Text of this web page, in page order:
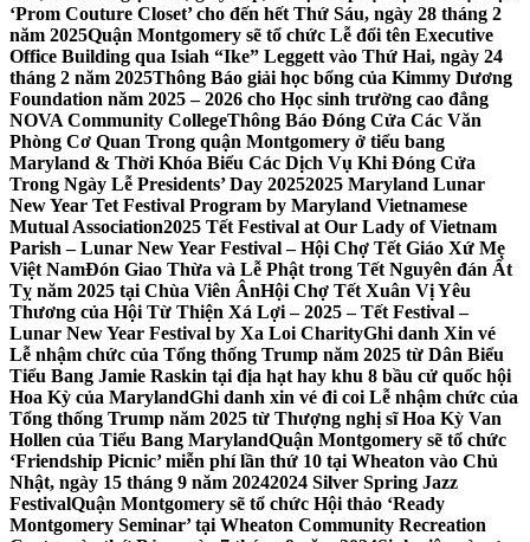
‘Prom Couture Closet’ cho đến hết Thứ Sáu, ngày 28 tháng 2
năm 2025Quận Montgomery sẽ tổ chức Lễ đổi tên Executive
Office Building qua Isiah “Ike” Leggett vào Thứ Hai, ngày 24
tháng 2 năm 2025Thông Báo giải học bổng của Kimmy Dương
Foundation năm 2025 – 2026 cho Học sinh trường cao đẳng
NOVA Community CollegeThông Báo Đóng Cửa Các Văn
Phòng Cơ Quan Trong quận Montgomery ở tiểu bang
Maryland & Thời Khóa Biểu Các Dịch Vụ Khi Đóng Cửa
Trong Ngày Lễ Presidents’ Day 20252025 Maryland Lunar
New Year Tet Festival Program by Maryland Vietnamese
Mutual Association2025 Tết Festival at Our Lady of Vietnam
Parish – Lunar New Year Festival – Hội Chợ Tết Giáo Xứ Mẹ
Việt NamĐón Giao Thừa và Lễ Phật trong Tết Nguyên đán Ất
Tỵ năm 2025 tại Chùa Viên ÂnHội Chợ Tết Xuân Vị Yêu
Thương của Hội Từ Thiện Xá Lợi – 2025 – Tết Festival –
Lunar New Year Festival by Xa Loi CharityGhi danh Xin vé
Lễ nhậm chức của Tổng thống Trump năm 2025 từ Dân Biểu
Tiểu Bang Jamie Raskin tại địa hạt hay khu 8 bầu cử quốc hội
Hoa Kỳ của MarylandGhi danh xin vé đi coi Lễ nhậm chức của
Tổng thống Trump năm 2025 từ Thượng nghị sĩ Hoa Kỳ Van
Hollen của Tiểu Bang MarylandQuận Montgomery sẽ tổ chức
‘Friendship Picnic’ miễn phí lần thứ 10 tại Wheaton vào Chủ
Nhật, ngày 15 tháng 9 năm 20242024 Silver Spring Jazz
FestivalQuận Montgomery sẽ tổ chức Hội thảo ‘Ready
Montgomery Seminar’ tại Wheaton Community Recreation